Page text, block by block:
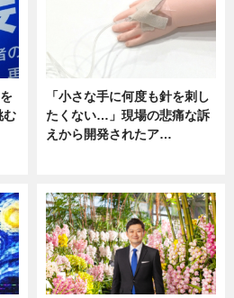
む
「小さな手に何度も針を刺し
たくない…」現場の悲痛な訴
えから開発されたア…